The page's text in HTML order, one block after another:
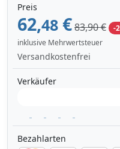
Preis
62,48 €83,90 €
-
inklusive Mehrwertsteuer
Versandkostenfrei
Verkäufer
Bezahlarten